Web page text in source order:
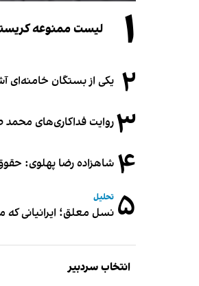
۱ لیست ممنوعه کریستیانو؛ ۱۰ چهره‌ای که در مراسم عروسی رونالدو و
۲ یکی از بستگان خامنه‌ای
۳روایت فداکاری‌های محمد صلاح؛ از سفرهای ۹
۴ شاهزاده رضا پهلوی:
۵ تحلیل
نسل معلق؛ ایرانیانی که
انتخاب سردبیر